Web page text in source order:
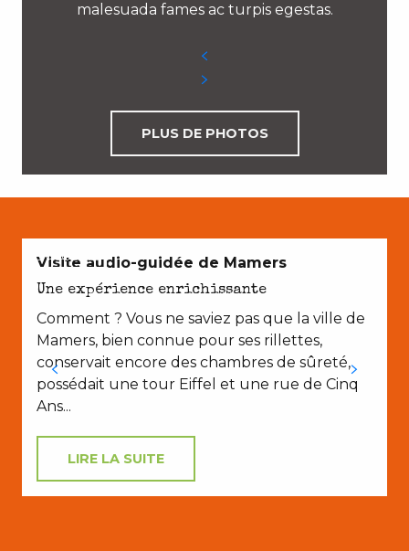
malesuada fames ac turpis egestas.
PLUS DE PHOTOS
EN COUPLE
Visite audio-guidée de Mamers
Une expérience enrichissante
Comment ? Vous ne saviez pas que la ville de
Mamers, bien connue pour ses rillettes,
conservait encore des chambres de sûreté,
possédait une tour Eiffel et une rue de Cinq
Ans...
LIRE LA SUITE